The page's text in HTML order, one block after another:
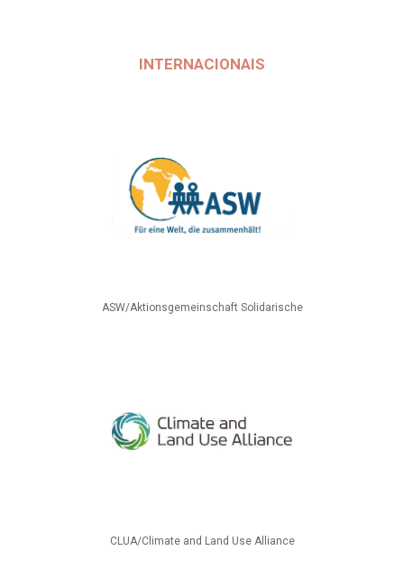
INTERNACIONAIS
ASW/Aktionsgemeinschaft Solidarische
CLUA/Climate and Land Use Alliance